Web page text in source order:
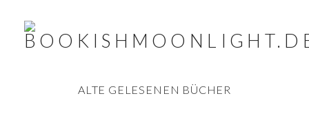
ALTE GELESENEN BÜCHER